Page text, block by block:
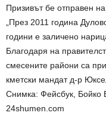
Призивът бе отправен
„През 2011 година
години е заличено
Благодаря на
смесените райони са
кметски мандат д-р
Снимка: Фейсбук, Бойко
24shumen.com